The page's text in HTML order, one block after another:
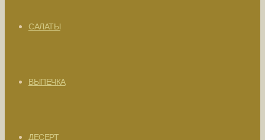
САЛАТЫ
ВЫПЕЧКА
ДЕСЕРТ